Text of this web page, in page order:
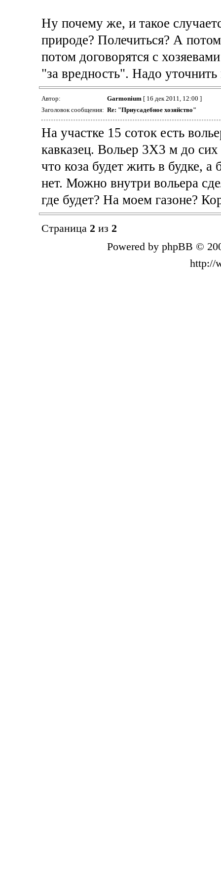
Ну почему же, и такое
природе? Полечиться? А
потом договорятся с
"за вредность". Надо
Автор: Garmonium [ 16 дек 2011, 12:00 ]
Заголовок сообщения: Re: "Приусадебное хозяйство"
На участке 15 соток есть
кавказец. Вольер 3Х3 м до
что коза будет жить в будке,
нет. Можно внутри вольера
где будет? На моем газоне?
Страница 2 из 2
Powered by phpBB ©
http://